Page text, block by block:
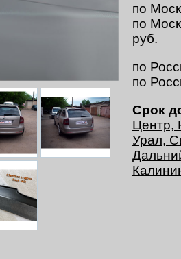
по
по
руб.
по
по
Срок
Центр,
Урал,